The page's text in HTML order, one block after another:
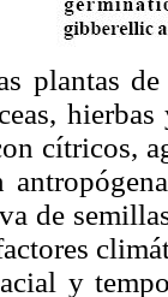
plantas
cítricos,
de
y